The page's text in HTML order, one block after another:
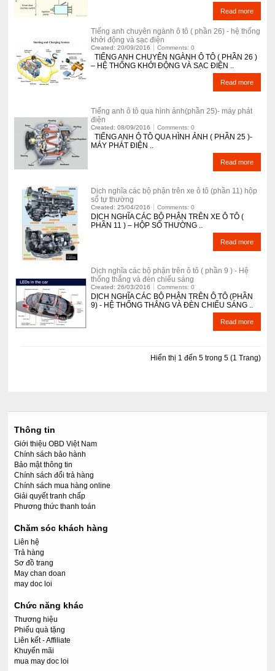
Read more
Tiếng anh chuyên ngành ô tô ( phần 26) - hệ thống
khởi động và sạc điện
Created: 20/09/2016 Comments: 0
TIẾNG ANH CHUYÊN NGÀNH Ô TÔ ( PHẦN 26 )
– HỆ THỐNG KHỞI ĐỘNG VÀ SẠC ĐIỆN ..
Read more
Tiếng anh ô tô qua hình ảnh(phần 25)- máy phát
điện
Created: 08/09/2016 Comments: 0
TIẾNG ANH Ô TÔ QUA HÌNH ẢNH ( PHẦN 25 )-
MÁY PHÁT ĐIỆN ..
Read more
Dịch nghĩa các bộ phận trên xe ô tô (phần 11) hộp
số tự thường
Created: 25/04/2016 Comments: 0
DỊCH NGHĨA CÁC BỘ PHẬN TRÊN XE Ô TÔ (
PHẦN 11 ) – HỘP SỐ THƯỜNG ..
Read more
Dịch nghĩa các bộ phận trên ô tô ( phần 9 ) - Hệ
thống thắng và đèn chiếu sáng
Created: 26/03/2016 Comments: 0
DỊCH NGHĨA CÁC BỘ PHẬN TRÊN Ô TÔ (PHẦN
9) - HỆ THỐNG THẮNG VÀ ĐÈN CHIẾU SÁNG ..
Read more
Hiển thị 1 đến 5 trong 5 (1 Trang)
Thông tin
Giới thiệu OBD Việt Nam
Chính sách bảo hành
Bảo mật thông tin
Chính sách đổi trả hàng
Chính sách mua hàng online
Giải quyết tranh chấp
Phương thức thanh toán
Chăm sóc khách hàng
Liên hệ
Trả hàng
Sơ đồ trang
May chan doan
may doc loi
Chức năng khác
Thương hiệu
Phiếu quà tặng
Liên kết - Affiliate
Khuyến mãi
mua may doc loi